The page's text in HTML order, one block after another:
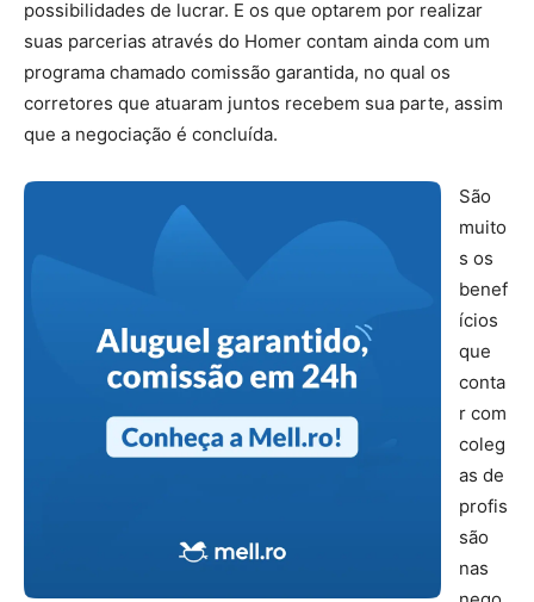
possibilidades de lucrar. E os que optarem por realizar
suas parcerias através do Homer contam ainda com um
programa chamado comissão garantida, no qual os
corretores que atuaram juntos recebem sua parte, assim
que a negociação é concluída.
São
muito
s os
benef
ícios
que
conta
r com
coleg
as de
profis
são
nas